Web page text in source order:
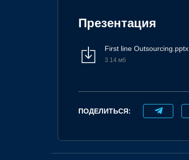
Презентация
First line Outsourcing.pptx
3.14 мб
ПОДЕЛИТЬСЯ: